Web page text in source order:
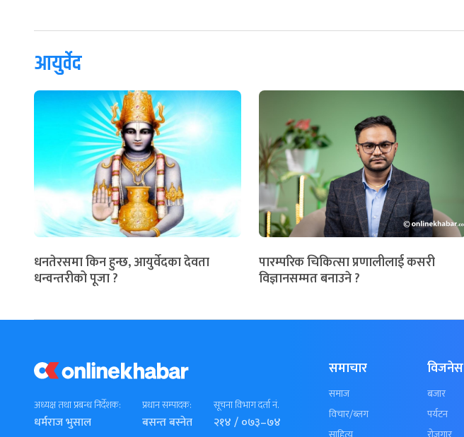
आयुर्वेद
धनतेरसमा किन हुन्छ, आयुर्वेदका देवता
धन्वन्तरीको पूजा ?
पारम्परिक चिकित्सा प्रणालीलाई कसरी
विज्ञानसम्मत बनाउने ?
अध्यक्ष तथा प्रबन्ध निर्देशक:
धर्मराज भुसाल
प्रधान सम्पादक:
बसन्त बस्नेत
सूचना विभाग दर्ता नं.
२१४ / ०७३–७४
समाचार
समाज
विचार/ब्लग
विजनेस
बजार
पर्यटन